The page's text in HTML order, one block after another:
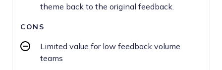
theme back to the original feedback.
CONS
Limited value for low feedback volume
teams